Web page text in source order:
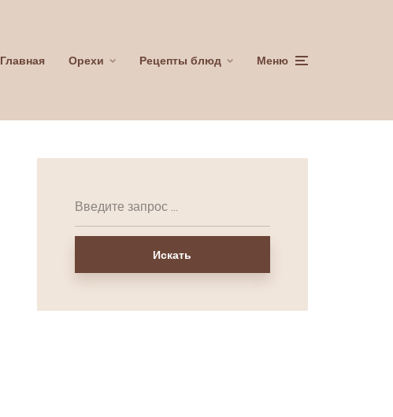
Главная Орехи Рецепты блюд Меню
Искать